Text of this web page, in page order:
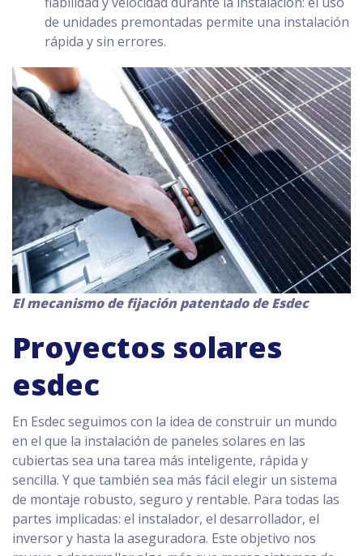
de unidades premontadas permite una instalación
rápida y sin errores.
El mecanismo de fijación patentado de Esdec
Proyectos solares
esdec
En Esdec seguimos con la idea de construir un mundo
en el que la instalación de paneles solares en las
cubiertas sea una tarea más inteligente, rápida y
sencilla. Y que también sea más fácil elegir un sistema
de montaje robusto, seguro y rentable. Para todas las
partes implicadas: el instalador, el desarrollador, el
inversor y hasta la aseguradora. Este objetivo nos